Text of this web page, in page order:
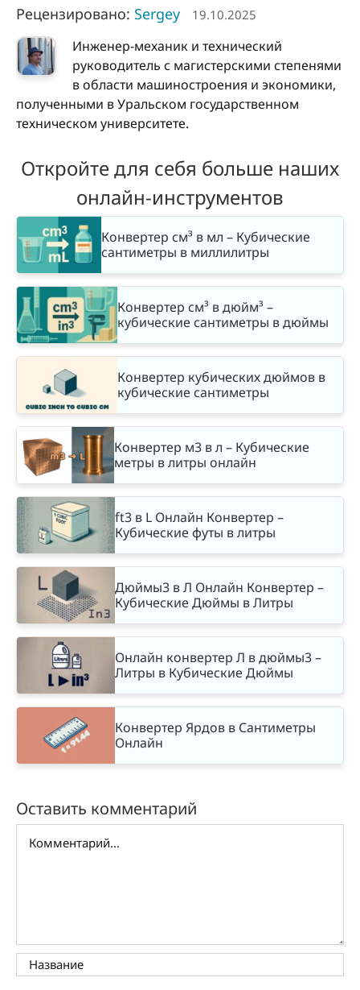
Рецензировано: Sergey 19.10.2025
Инженер-механик и технический
руководитель с магистерскими степенями
в области машиностроения и экономики,
полученными в Уральском государственном
техническом университете.
Откройте для себя больше наших
онлайн-инструментов
Конвертер см³ в мл – Кубические
сантиметры в миллилитры
Конвертер см³ в дюйм³ –
кубические сантиметры в дюймы
Конвертер кубических дюймов в
кубические сантиметры
Конвертер м3 в л – Кубические
метры в литры онлайн
ft3 в L Онлайн Конвертер –
Кубические футы в литры
Дюймы3 в Л Онлайн Конвертер –
Кубические Дюймы в Литры
Онлайн конвертер Л в дюймы3 –
Литры в Кубические Дюймы
Конвертер Ярдов в Сантиметры
Онлайн
Оставить комментарий